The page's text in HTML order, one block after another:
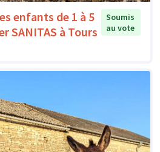
enfants de 1 à 5
SANITAS à Tours
Soumis
au vote